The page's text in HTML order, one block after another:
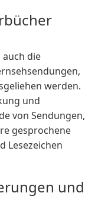
die
werden.
und
von Sendungen,
gesprochene
Lesezeichen
und